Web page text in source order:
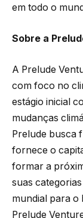
em todo o
Sobre a
A Prelude
com foco no
estágio inicial
mudanças
Prelude busca
fornece o
formar a
suas
mundial para o
Prelude